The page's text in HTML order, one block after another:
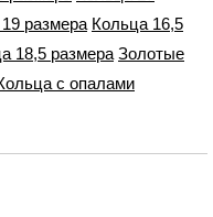
размера Кольца 16,5
18,5 размера Золотые
с опалами